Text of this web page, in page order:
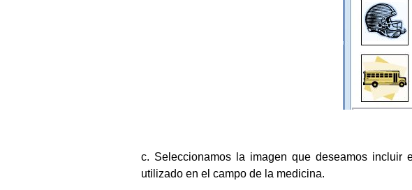
c. Seleccionamos la imagen que deseamos incluir
utilizado en el campo de la medicina.